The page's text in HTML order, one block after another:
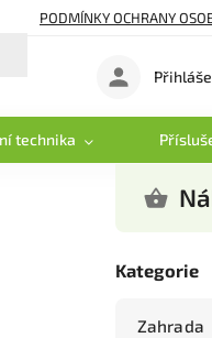
PODMÍNKY OCHRANY
technika
Kategorie
Zahrada